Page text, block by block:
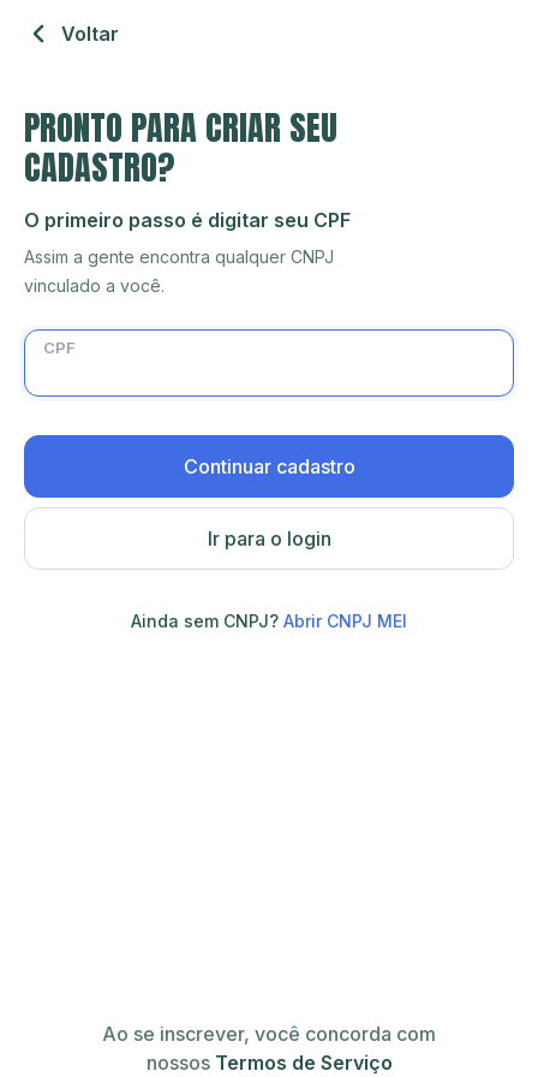
Voltar
PRONTO PARA CRIAR SEU
CADASTRO?
O primeiro passo é digitar seu CPF
Assim a gente encontra qualquer CNPJ
vinculado a você.
CPF
Continuar cadastro
Ir para o login
Ainda sem CNPJ? Abrir CNPJ MEI
Ao se inscrever, você concorda com
nossos Termos de Serviço